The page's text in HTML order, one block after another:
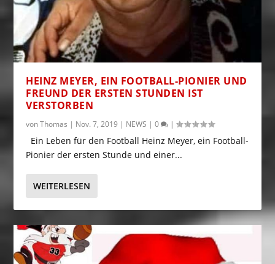
HEINZ MEYER, EIN FOOTBALL-PIONIER UND
FREUND DER ERSTEN STUNDEN IST
VERSTORBEN
vonThomas | Nov. 7, 2019 | NEWS |0 |
Ein Leben für den Football Heinz Meyer, ein Football-
Pionier der ersten Stunde und einer...
WEITERLESEN